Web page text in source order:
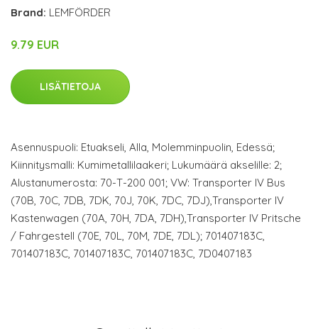
Brand: LEMFÖRDER
9.79 EUR
LISÄTIETOJA
Asennuspuoli: Etuakseli, Alla, Molemminpuolin, Edessä;
Kiinnitysmalli: Kumimetallilaakeri; Lukumäärä akselille: 2;
Alustanumerosta: 70-T-200 001; VW: Transporter IV Bus
(70B, 70C, 7DB, 7DK, 70J, 70K, 7DC, 7DJ),Transporter IV
Kastenwagen (70A, 70H, 7DA, 7DH),Transporter IV Pritsche
/ Fahrgestell (70E, 70L, 70M, 7DE, 7DL); 701407183C,
701407183C, 701407183C, 701407183C, 7D0407183